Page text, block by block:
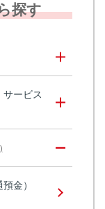
探す
サービス
金）